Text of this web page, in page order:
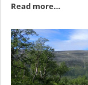
Read more…